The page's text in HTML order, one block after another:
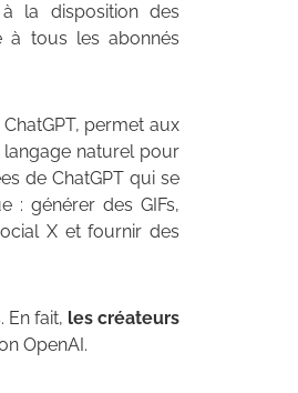
la disposition des
à tous les abonnés
permet aux
langage naturel pour
de ChatGPT qui se
: générer des GIFs,
X et fournir des
En fait, les créateurs
OpenAI.